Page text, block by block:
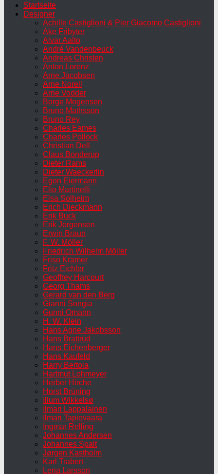
Startseite
Designer
Achille Castiglioni & Pier Giacomo Castiglioni
Ake Fribyter
Alvar Aalto
André Vandenbeuck
Andreas Christen
Anton Lorenz
Arne Jacobsen
Arne Norell
Arne Vodder
Borge Mogensen
Bruno Mathsson
Bruno Rey
Charles Eames
Charles Pollock
Christian Dell
Claus Bonderup
Dieter Rams
Dieter Waeckerlin
Egon Eiermann
Elio Martinelli
Elsa Solheim
Erich Dieckmann
Erik Buck
Erik Jorgensen
Erwin Braun
F. W. Möller
Friedrich Wilhelm Möller
Friso Kramer
Fritz Eichler
Geoffrey Harcourt
Georg Thams
Gerard van den Berg
Gianni Songia
Gunni Omann
H. W. Klein
Hans Agne Jakobsson
Hans Brattrud
Hans Eichenberger
Hans Kaufeld
Harry Bertoia
Hartmut Lohmeyer
Herber Hirche
Horst Brüning
Illum Wikkelsø
Ilmari Lappalainen
Ilmari Tapiovaara
Ingmar Relling
Johannes Andersen
Johannes Spalt
Jørgen Kastholm
Karl Trabert
Lena Larsson